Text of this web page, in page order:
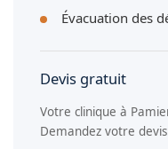
Évacuation des
Devis gratuit
Votre clinique à
Demandez votre